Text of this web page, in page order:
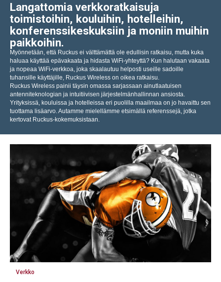
Langattomia verkkoratkaisuja
toimistoihin, kouluihin, hotelleihin,
konferenssikeskuksiin ja moniin muihin
paikkoihin.
Myönnetään, että Ruckus ei välttämättä ole edullisin ratkaisu, mutta kuka
haluaa käyttää epävakaata ja hidasta WiFi-yhteyttä? Kun halutaan vakaata
ja nopeaa WiFi-verkkoa, joka skaalautuu helposti useille sadoille
tuhansille käyttäjille, Ruckus Wireless on oikea ratkaisu.
Ruckus Wireless painii täysin omassa sarjassaan ainutlaatuisen
antenniteknologian ja intuitiivisen järjestelmänhallinnan ansiosta.
Yrityksissä, kouluissa ja hotelleissa eri puolilla maailmaa on jo havaittu sen
tuottama lisäarvo. Autamme mielellämme etsimällä referenssejä, jotka
kertovat Ruckus-kokemuksistaan.
Verkko